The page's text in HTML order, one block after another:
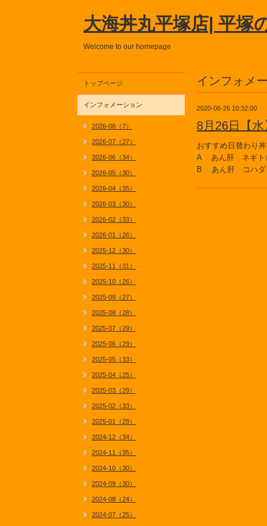
大海丼丸平塚店| 平塚
Welcome to our homepage
インフォメ
2020-08-26 10:32:00
8月26日【
おすすめ日替わり丼
A あん肝 ネギト
B あん肝 コハ
トップページ
インフォメーション
2026-08（7）
2026-07（27）
2026-06（34）
2026-05（30）
2026-04（35）
2026-03（30）
2026-02（33）
2026-01（26）
2025-12（30）
2025-11（31）
2025-10（26）
2025-09（27）
2025-08（28）
2025-07（29）
2025-06（29）
2025-05（33）
2025-04（25）
2025-03（29）
2025-02（33）
2025-01（28）
2024-12（34）
2024-11（35）
2024-10（30）
2024-09（30）
2024-08（24）
2024-07（25）